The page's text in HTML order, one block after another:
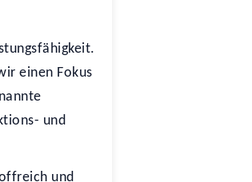
einen Fokus
und
und